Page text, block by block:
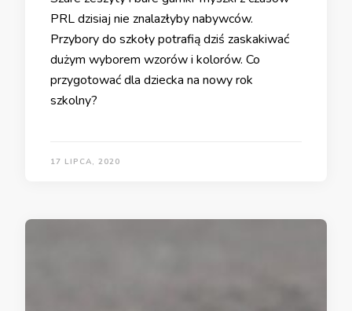
PRL dzisiaj nie znalazłyby nabywców.
Przybory do szkoły potrafią dziś zaskakiwać
dużym wyborem wzorów i kolorów. Co
przygotować dla dziecka na nowy rok
szkolny?
17 LIPCA, 2020